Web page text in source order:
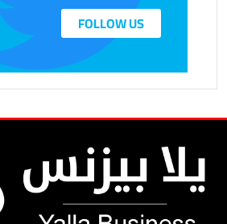
FOLLOW US